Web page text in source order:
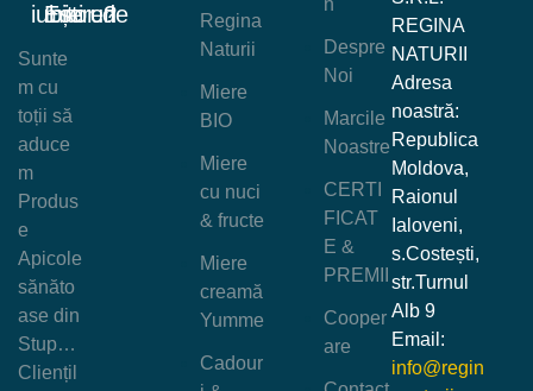
Regina
Naturii
Miere
BIO
Miere
cu nuci
& fructe
Miere
creamă
Yumme
Cadour
n
Despre
Noi
Marcile
Noastre
CERTI
FICAT
E &
PREMII
Cooper
are
Ești un iubitor de miere?
Sunte
m cu
toții să
aduce
m
Produs
e
Apicole
sănăto
ase din
Stup…
Cliențil
REGINA
NATURII
Adresa
noastră:
Republica
Moldova,
Raionul
Ialoveni,
s.Costești,
str.Turnul
Alb 9
Email:
info@regin